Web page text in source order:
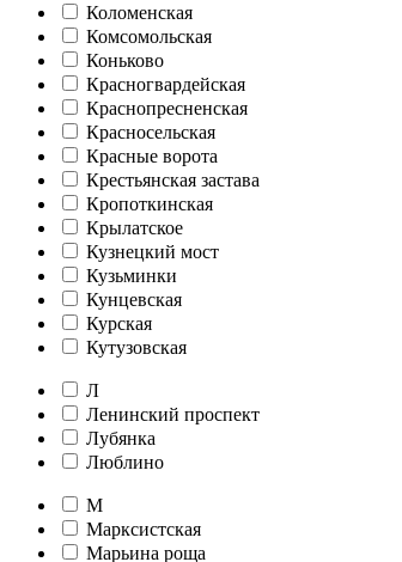
Коломенская
Комсомольская
Коньково
Красногвардейская
Краснопресненская
Красносельская
Красные ворота
Крестьянская застава
Кропоткинская
Крылатское
Кузнецкий мост
Кузьминки
Кунцевская
Курская
Кутузовская
Л
Ленинский проспект
Лубянка
Люблино
М
Марксистская
Марьина роща